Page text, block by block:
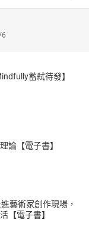
6
蓄弒待發】
論【電子書】
藝術家創作現場，
【電子書】